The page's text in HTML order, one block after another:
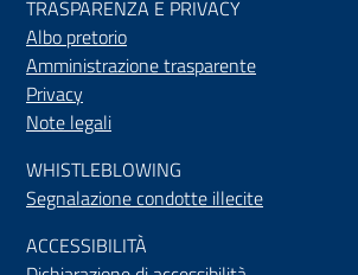
TRASPARENZA E PRIVACY
Albo pretorio
Amministrazione trasparente
Privacy
Note legali
WHISTLEBLOWING
Segnalazione condotte illecite
ACCESSIBILITÀ